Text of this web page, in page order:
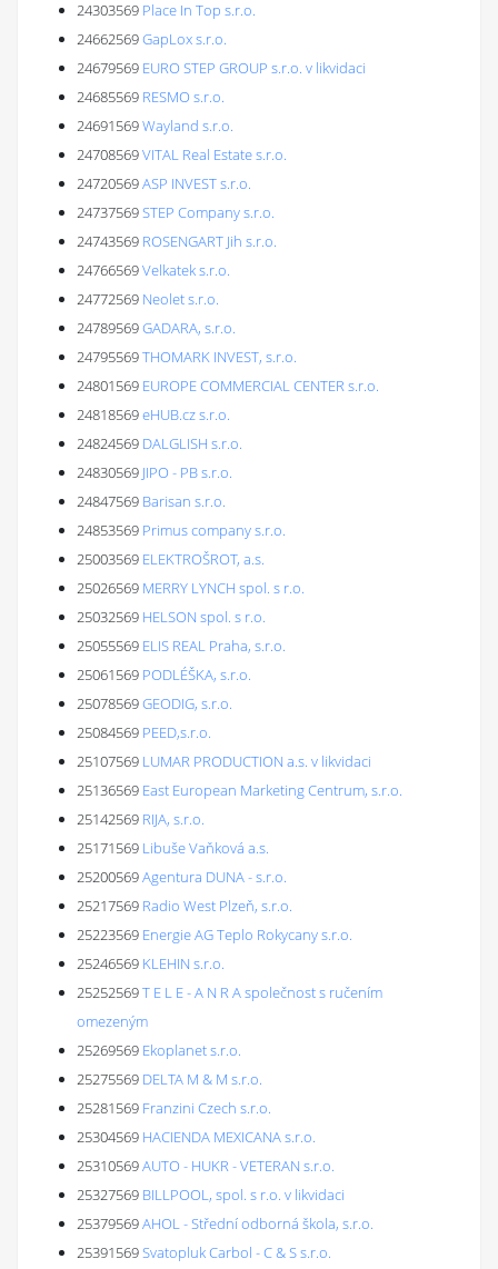
24303569 Place In Top s.r.o.
24662569GapLox s.r.o.
24679569 EURO STEP GROUP s.r.o. v likvidaci
24685569 RESMO s.r.o.
24691569Wayland s.r.o.
24708569VITAL Real Estate s.r.o.
24720569ASP INVEST s.r.o.
24737569STEP Company s.r.o.
24743569 ROSENGART Jih s.r.o.
24766569Velkatek s.r.o.
24772569 Neolet s.r.o.
24789569GADARA, s.r.o.
24795569THOMARK INVEST, s.r.o.
24801569 EUROPE COMMERCIAL CENTER s.r.o.
24818569eHUB.cz s.r.o.
24824569 DALGLISH s.r.o.
24830569 JIPO - PB s.r.o.
24847569 Barisan s.r.o.
24853569 Primus company s.r.o.
25003569 ELEKTROŠROT, a.s.
25026569 MERRY LYNCH spol. s r.o.
25032569 HELSON spol. s r.o.
25055569 ELIS REAL Praha, s.r.o.
25061569 PODLÉŠKA, s.r.o.
25078569GEODIG, s.r.o.
25084569 PEED,s.r.o.
25107569 LUMAR PRODUCTION a.s. v likvidaci
25136569 East European Marketing Centrum, s.r.o.
25142569 RIJA, s.r.o.
25171569 Libuše Vaňková a.s.
25200569Agentura DUNA - s.r.o.
25217569 Radio West Plzeň, s.r.o.
25223569 Energie AG Teplo Rokycany s.r.o.
25246569 KLEHIN s.r.o.
25252569T E L E - A N R A společnost s ručením
omezeným
25269569 Ekoplanet s.r.o.
25275569 DELTA M & M s.r.o.
25281569 Franzini Czech s.r.o.
25304569 HACIENDA MEXICANA s.r.o.
25310569AUTO - HUKR - VETERAN s.r.o.
25327569 BILLPOOL, spol. s r.o. v likvidaci
25379569AHOL - Střední odborná škola, s.r.o.
25391569Svatopluk Carbol - C & S s.r.o.